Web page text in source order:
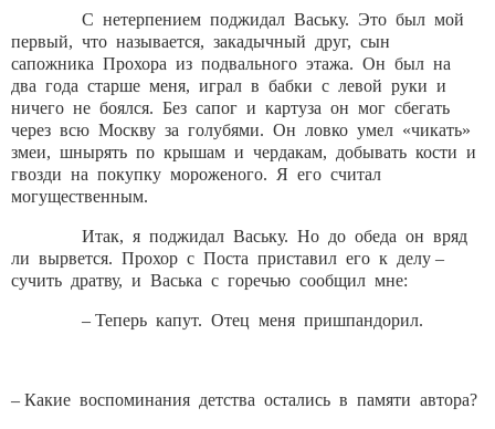
С нетерпением поджидал Ваську. Это был мой
первый, что называется, закадычный друг, сын
сапожника Прохора из подвального этажа. Он был на
два года старше меня, играл в бабки с левой руки и
ничего не боялся. Без сапог и картуза он мог сбегать
через всю Москву за голубями. Он ловко умел «чикать»
змеи, шнырять по крышам и чердакам, добывать кости и
гвозди на покупку мороженого. Я его считал
могущественным.
Итак, я поджидал Ваську. Но до обеда он вряд
ли вырвется. Прохор с Поста приставил его к делу –
сучить дратву, и Васька с горечью сообщил мне:
– Теперь капут. Отец меня пришпандорил.
– Какие воспоминания детства остались в памяти автора?